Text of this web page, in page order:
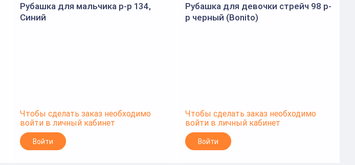
Рубашка для мальчика р-р 134,
Синий
Чтобы сделать заказ необходимо
войти в личный кабинет
Войти
Рубашка для девочки стрейч 98 р-
р черный (Bonito)
Чтобы сделать заказ необходимо
войти в личный кабинет
Войти